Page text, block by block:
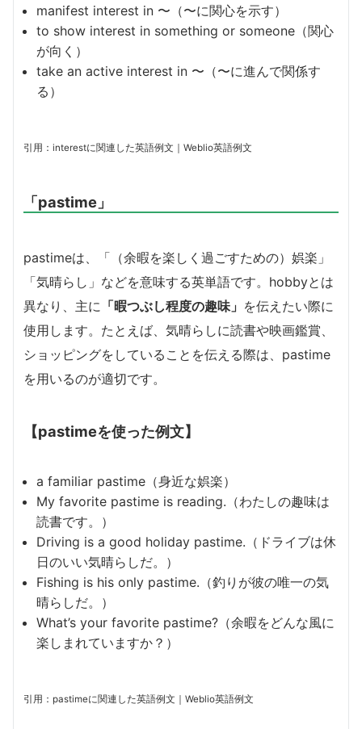
manifest interest in 〜（〜に関心を示す）
to show interest in something or someone（関心
が向く）
take an active interest in 〜（〜に進んで関係す
る）
引用：interestに関連した英語例文｜Weblio英語例文
「pastime」
pastimeは、「（余暇を楽しく過ごすための）娯楽」
「気晴らし」などを意味する英単語です。hobbyとは
異なり、主に 「暇つぶし程度の趣味」 を伝えたい際に
使用します。たとえば、気晴らしに読書や映画鑑賞、
ショッピングをしていることを伝える際は、pastime
を用いるのが適切です。
【pastimeを使った例文】
a familiar pastime（身近な娯楽）
My favorite pastime is reading.（わたしの趣味は
読書です。）
Driving is a good holiday pastime.（ドライブは休
日のいい気晴らしだ。）
Fishing is his only pastime.（釣りが彼の唯一の気
晴らしだ。）
What’s your favorite pastime?（余暇をどんな風に
楽しまれていますか？）
引用：pastimeに関連した英語例文｜Weblio英語例文